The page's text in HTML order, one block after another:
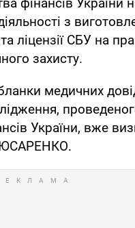
фінансів України
з
ліцензії СБУ на
захисту.
медичних
України, вже